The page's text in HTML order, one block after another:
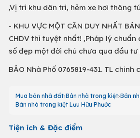
,Vị trí khu dân trí, hẻm xe hơi thông
- KHU VỰC MỘT CĂN DUY NHẤT
CHDV thì tuyệt nhất! ,Pháp lý chuẩn
sổ đẹp một đời chủ chưa qua đầu tư
BẢO Nhà Phố 0765819-431. TL chinh
Mua bán nhà đất Bán nhà trong kiệt Bán
Bán nhà trong kiệt Lưu Hữu Phước
Tiện ích & Đặc điểm